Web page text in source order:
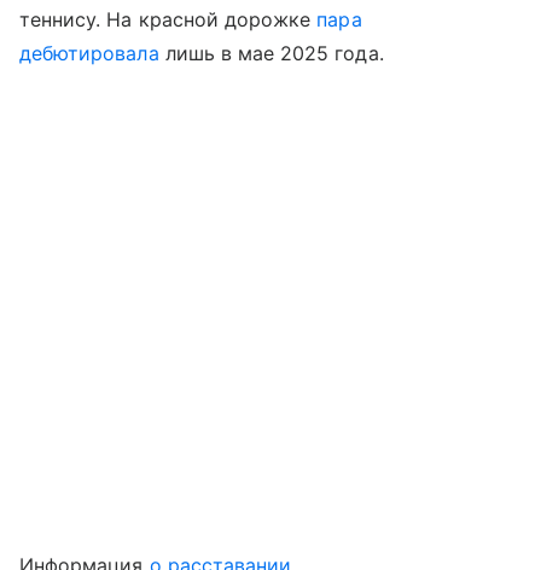
теннису. На красной дорожке пара
дебютировала лишь в мае 2025 года.